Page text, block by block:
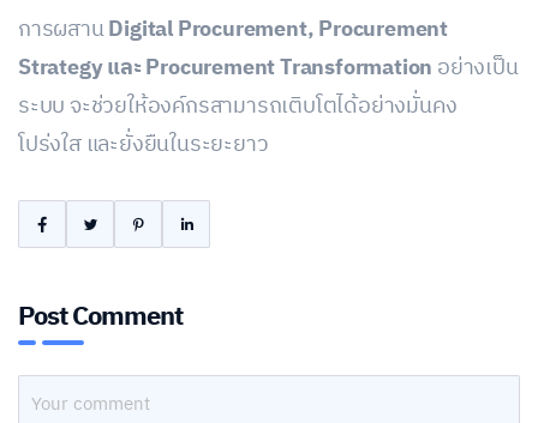
การผสานDigital Procurement, Procurement
Strategyและ Procurement Transformation อย่างเป็น
ระบบ จะช่วยให้องค์กรสามารถเติบโตได้อย่างมั่นคง
โปร่งใส และยั่งยืนในระยะยาว
Post Comment